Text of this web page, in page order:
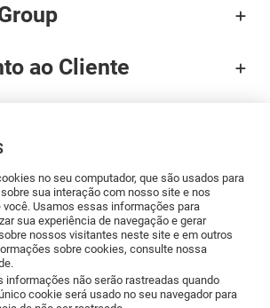
no seu computador, que são usados para
sua interação com nosso site e nos
você. Usamos essas informações para
sua experiência de navegação e gerar
nossos visitantes neste site e em outros
sobre cookies, consulte nossa
informações não serão rastreadas quando
cookie será usado no seu navegador para
ao Cliente